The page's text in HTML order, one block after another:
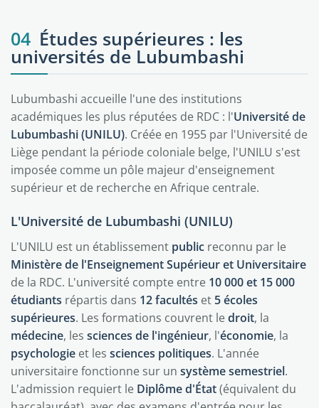
04 Études supérieures : les
universités de Lubumbashi
Lubumbashi accueille l'une des institutions
académiques les plus réputées de RDC : l'Université de
Lubumbashi (UNILU). Créée en 1955 par l'Université de
Liège pendant la période coloniale belge, l'UNILU s'est
imposée comme un pôle majeur d'enseignement
supérieur et de recherche en Afrique centrale.
L'Université de Lubumbashi (UNILU)
L'UNILU est un établissement public reconnu par le
Ministère de l'Enseignement Supérieur et Universitaire
de la RDC. L'université compte entre 10 000 et 15 000
étudiants répartis dans 12 facultés et 5 écoles
supérieures. Les formations couvrent ledroit, la
médecine, les sciences de l'ingénieur, l'économie, la
psychologie et les sciences politiques. L'année
universitaire fonctionne sur un système semestriel.
L'admission requiert le Diplôme d'État(équivalent du